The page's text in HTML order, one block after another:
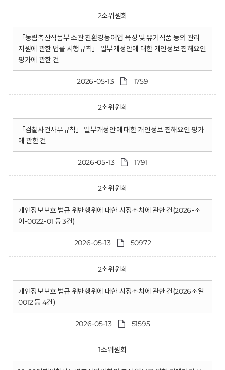
2소위원회
「농림축산식품부 소관 친환경농어업 육성 및 유기식품 등의 관리
지원에 관한 법률 시행규칙」 일부개정안에 대한 개인정보 침해요인
평가에 관한 건
2026-05-13 1759
2소위원회
「검찰사건사무규칙」 일부개정안에 대한 개인정보 침해요인 평가
에 관한 건
2026-05-13 1791
2소위원회
개인정보보호 법규 위반행위에 대한 시정조치에 관한 건(2026-조
이-0022-01 등 3건)
2026-05-13 50972
2소위원회
개인정보보호 법규 위반행위에 대한 시정조치에 관한 건(2026조일
0012 등 4건)
2026-05-13 51595
1소위원회